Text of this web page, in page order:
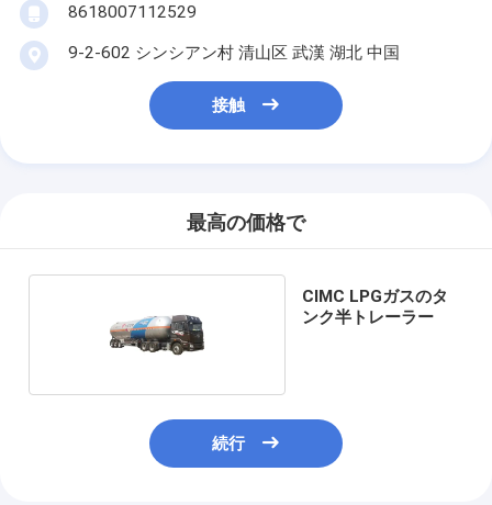
8618007112529
9-2-602 シンシアン村 清山区 武漢 湖北 中国
接触
最高の価格で
CIMC LPGガスのタ
ンク半トレーラー
続行